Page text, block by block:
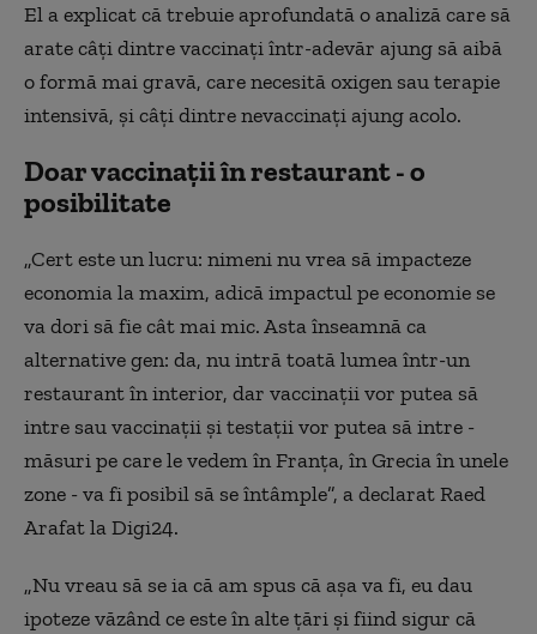
El a explicat că trebuie aprofundată o analiză care să
arate câți dintre vaccinați într-adevăr ajung să aibă
o formă mai gravă, care necesită oxigen sau terapie
intensivă, și câți dintre nevaccinați ajung acolo.
Doar vaccinații în restaurant - o
posibilitate
„Cert este un lucru: nimeni nu vrea să impacteze
economia la maxim, adică impactul pe economie se
va dori să fie cât mai mic. Asta înseamnă ca
alternative gen: da, nu intră toată lumea într-un
restaurant în interior, dar vaccinații vor putea să
intre sau vaccinații și testații vor putea să intre -
măsuri pe care le vedem în Franța, în Grecia în unele
zone - va fi posibil să se întâmple”, a declarat Raed
Arafat la Digi24.
„Nu vreau să se ia că am spus că așa va fi, eu dau
ipoteze văzând ce este în alte țări și fiind sigur că